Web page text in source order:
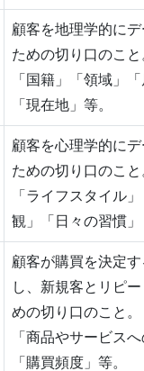
顧客を地理学的に
ための切り口のこと
「国籍」「領域」
「現在地」等。
顧客を心理学的に
ための切り口のこと
「ライフスタイル
観」「日々の習慣」
顧客が購買を決定
し、新規客とリピ
めの切り口のこと。
「商品やサービス
「購買頻度」等。